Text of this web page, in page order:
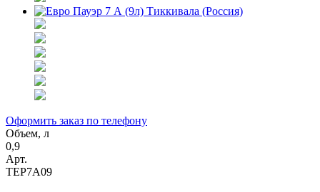
Оформить заказ по телефону
Объем, л
0,9
Арт.
TEP7A09